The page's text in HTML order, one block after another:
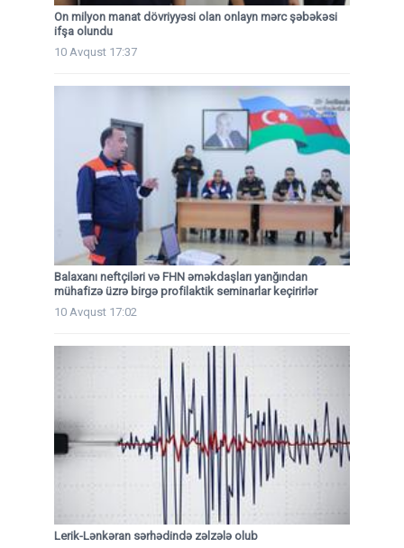
On milyon manat dövriyyəsi olan onlayn mərc şəbəkəsi
ifşa olundu
10 Avqust 17:37
Balaxanı neftçiləri və FHN əməkdaşları yanğından
mühafizə üzrə birgə profilaktik seminarlar keçirirlər
10 Avqust 17:02
Lerik-Lənkəran sərhədində zəlzələ olub